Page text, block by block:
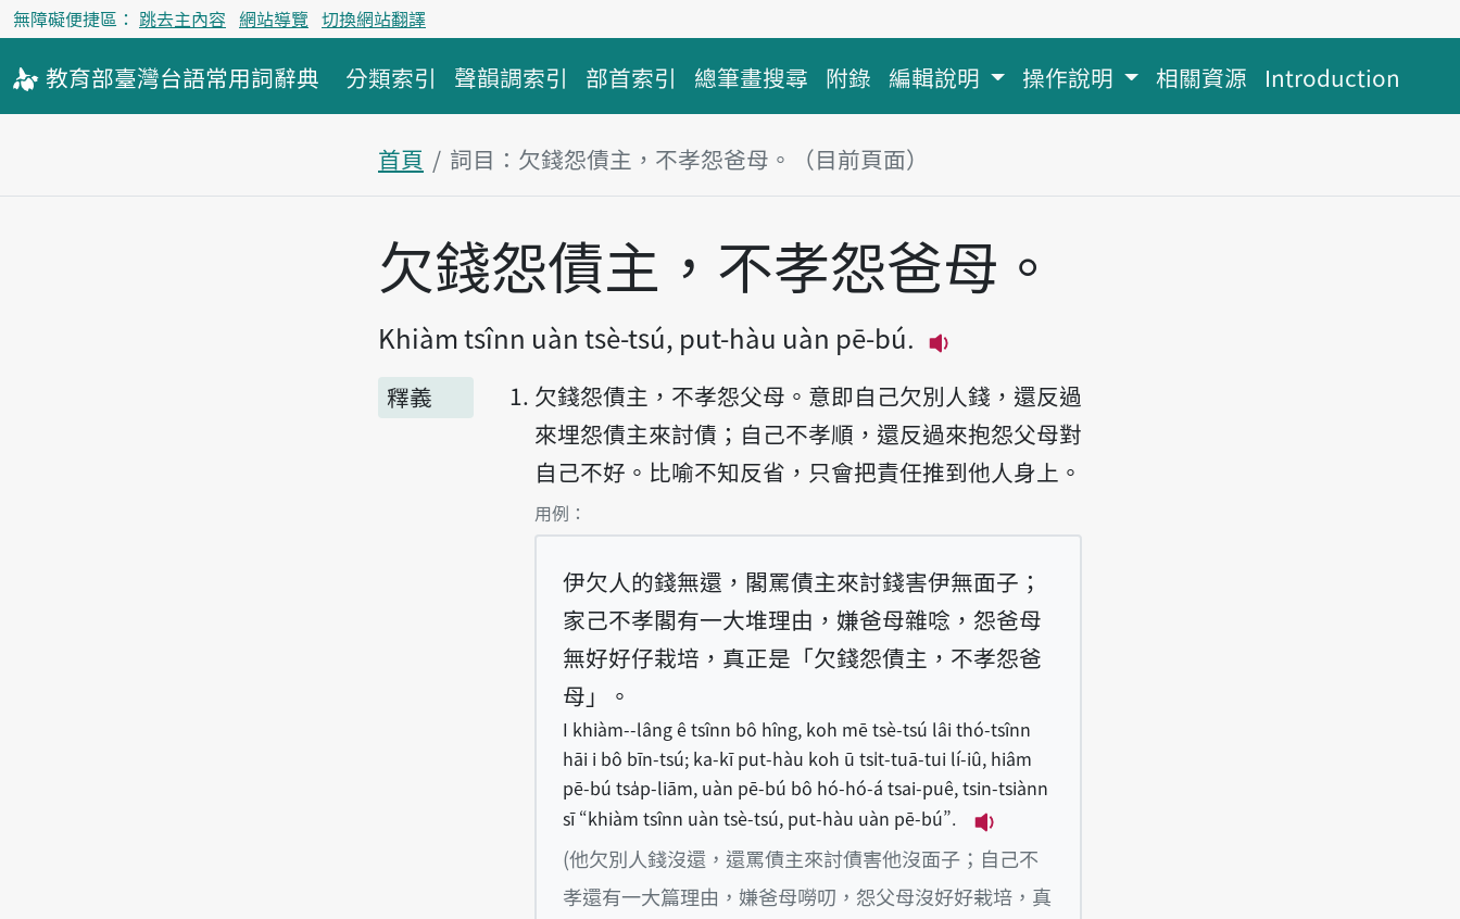
無障礙便捷區： 跳去主內容 網站導覽 切換網站翻譯
教育部臺灣台語常用詞辭典 分類索引 聲韻調索引 部首索引 總筆畫搜尋 附錄 編輯說明 操作說明 相關資源 Introduction
首頁 詞目：欠錢怨債主，不孝怨爸母。（目前頁面）
主內容區塊
欠錢怨債主，不孝怨爸母。
Khiàm tsînn uàn tsè-tsú, put-hàu uàn pē-bú.
釋義
欠錢怨債主，不孝怨父母。意即自己欠別人錢，還反過
來埋怨債主來討債；自己不孝順，還反過來抱怨父母對
自己不好。比喻不知反省，只會把責任推到他人身上。
第1項釋義的
用例：
伊欠人的錢無還，閣罵債主來討錢害伊無面子；
家己不孝閣有一大堆理由，嫌爸母雜唸，怨爸母
無好好仔栽培，真正是「欠錢怨債主，不孝怨爸
母」。
I khiàm--lâng ê tsînn bô hîng, koh mē tsè-tsú lâi thó-tsînn
hāi i bô bīn-tsú; ka-kī put-hàu koh ū tsi̍t-tuā-tui lí-iû, hiâm
pē-bú tsa̍p-liām, uàn pē-bú bô hó-hó-á tsai-puê, tsin-tsiànn
sī “khiàm tsînn uàn tsè-tsú, put-hàu uàn pē-bú”.
播放例句I khiàm--lâng ê tsînn bô hîng, koh
(他欠別人錢沒還，還罵債主來討債害他沒面子；自己不
孝還有一大篇理由，嫌爸母嘮叨，怨父母沒好好栽培，真